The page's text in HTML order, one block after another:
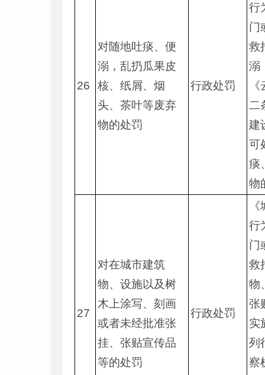
26
对随地吐痰、便
溺，乱扔瓜果皮
核、纸屑、烟
头、茶叶等废弃
物的处罚
行政处罚
行
门
救
溺
二
建
可
痰
物
27
对在城市建筑
物、设施以及树
木上涂写、刻画
或者未经批准张
挂、张贴宣传品
等的处罚
行政处罚
行
门
救
物
张
实
列
察